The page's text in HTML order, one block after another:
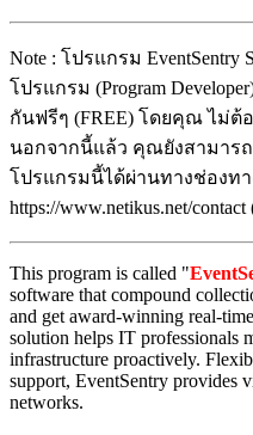
Note : โปรแกรม
โปรแกรม (Program
กันฟรีๆ (FREE) โดยคุณ ไม่ต้
นอกจากนี้แล้ว คุณยังสามาร
โปรแกรมนี้ได้ผ่านทางช่องทาง
https://www.netikus.net/
This program is called "
software that compound
and get award-winning real-
solution helps IT professionals
infrastructure proactively.
support, EventSentry provides
networks.